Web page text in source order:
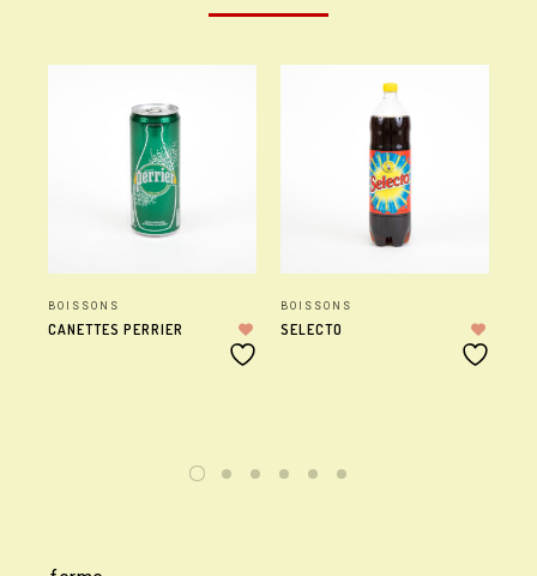
BOISSONS
CANETTES PERRIER
BOISSONS
SELECTO